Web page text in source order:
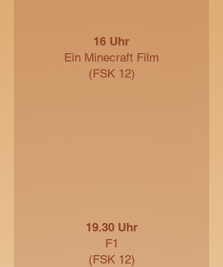
16 Uhr
Ein Minecraft Film
(FSK 12)
19.30 Uhr
F1
(FSK 12)